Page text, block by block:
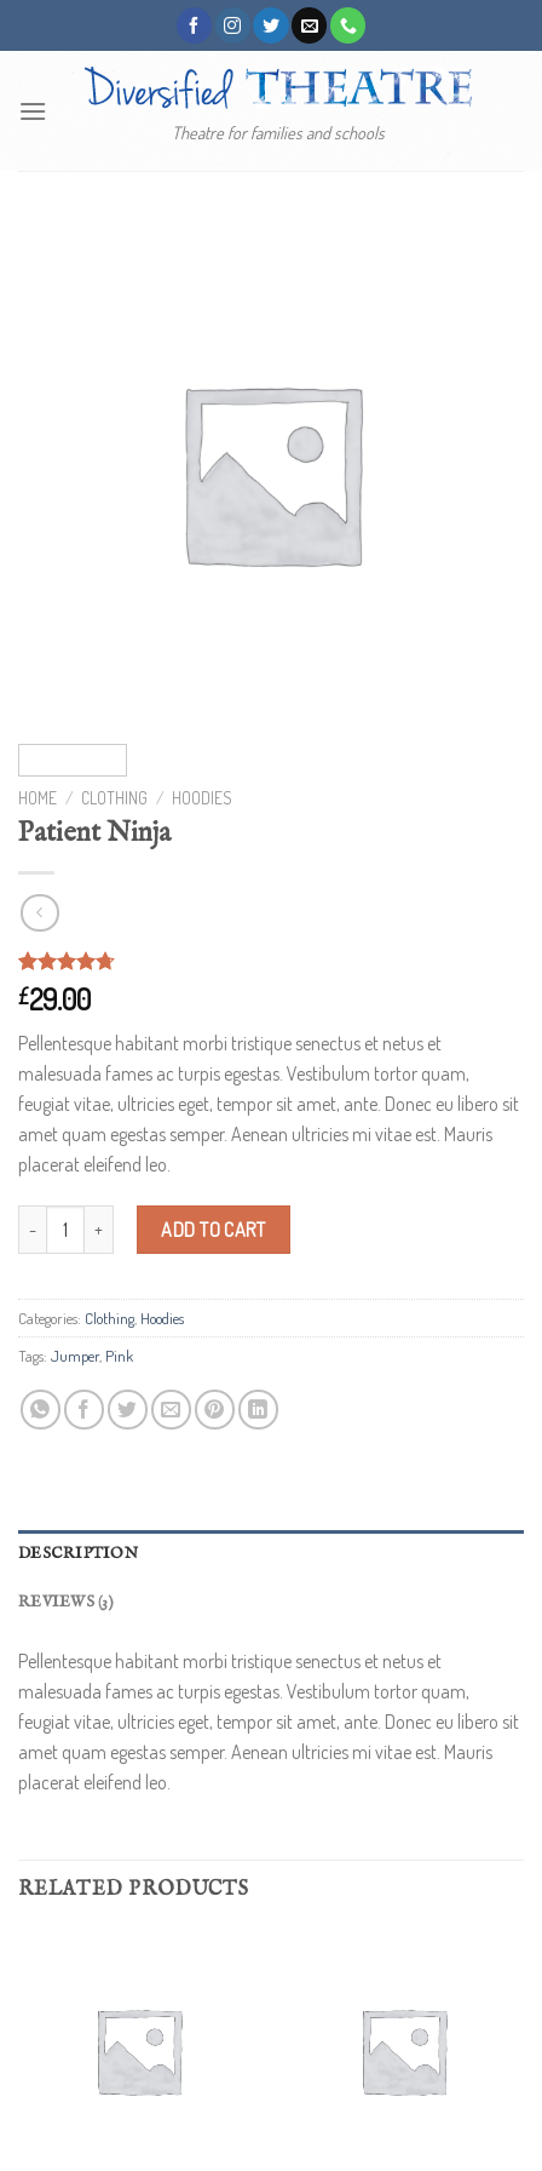
Theatre for families and schools
HOME / CLOTHING / HOODIES
Patient Ninja
Rated4.67
out of 5
3
customer
ratings
£29.00
Pellentesque habitant morbi tristique senectus et netus et
malesuada fames ac turpis egestas. Vestibulum tortor quam,
feugiat vitae, ultricies eget, tempor sit amet, ante. Donec eu libero sit
amet quam egestas semper. Aenean ultricies mi vitae est. Mauris
placerat eleifend leo.
Patient Ninja quantity ADD TO CART
Categories: Clothing Hoodies
Tags: Jumper, Pink
DESCRIPTION
REVIEWS (3)
Pellentesque habitant morbi tristique senectus et netus et
malesuada fames ac turpis egestas. Vestibulum tortor quam,
feugiat vitae, ultricies eget, tempor sit amet, ante. Donec eu libero sit
amet quam egestas semper. Aenean ultricies mi vitae est. Mauris
placerat eleifend leo.
RELATED PRODUCTS